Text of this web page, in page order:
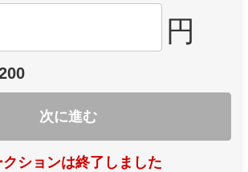
円
次に進む
クションは終了しました